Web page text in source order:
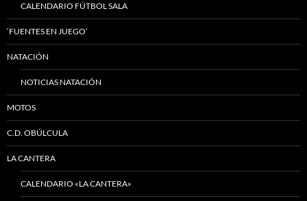
CALENDARIO FÚTBOL SALA
‘FUENTES EN JUEGO’
NATACIÓN
NOTICIAS NATACIÓN
MOTOS
C.D. OBÚLCULA
LA CANTERA
CALENDARIO «LA CANTERA»